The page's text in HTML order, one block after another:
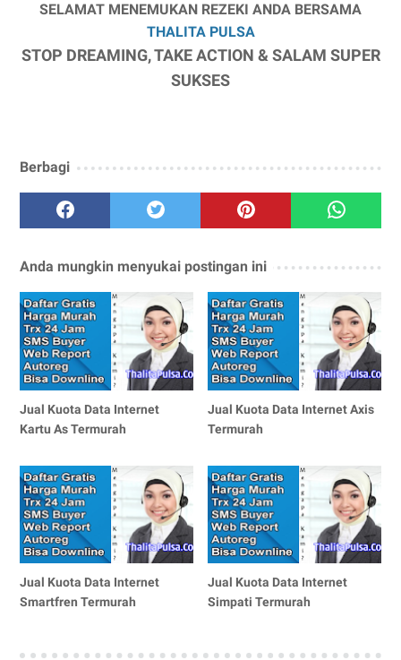
SELAMAT MENEMUKAN REZEKI ANDA BERSAMA
THALITA PULSA
STOP DREAMING, TAKE ACTION & SALAM SUPER
SUKSES
Berbagi
Anda mungkin menyukai postingan ini
Jual Kuota Data Internet
Kartu As Termurah
Jual Kuota Data Internet Axis
Termurah
Jual Kuota Data Internet
Smartfren Termurah
Jual Kuota Data Internet
Simpati Termurah